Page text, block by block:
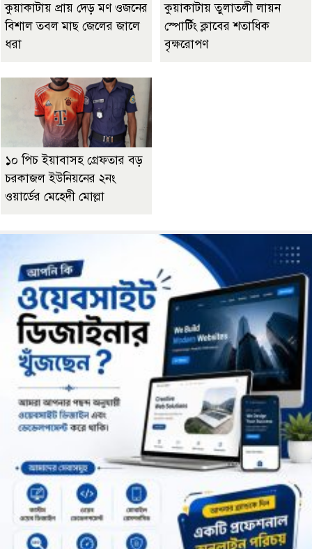
কুয়াকাটায় প্রায় দেড় মণ ওজনের
বিশাল তবল মাছ জেলের জালে
ধরা
কুয়াকাটায় তুলাতলী লায়ন
স্পোর্টিং ক্লাবের শতাধিক
বৃক্ষরোপণ
১০ পিচ ইয়াবাসহ গ্রেফতার বড়
চরকাজল ইউনিয়নের ২নং
ওয়ার্ডের মেহেদী মোল্লা